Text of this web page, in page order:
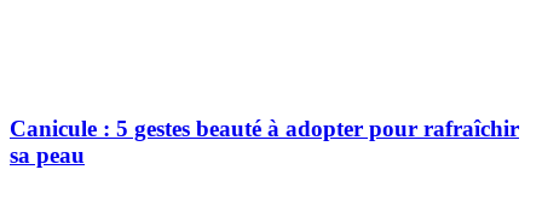
Canicule : 5 gestes beauté à adopter pour rafraîchir
sa peau